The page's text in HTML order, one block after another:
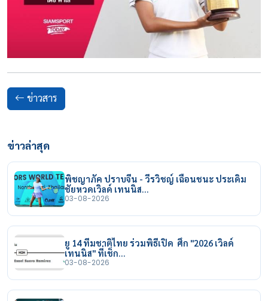
ข่าวสาร
ข่าวล่าสุด
พิชญาภัค ปราบจีน - วีรวิชญ์ เฉือนชนะ ประเดิม
ชัยหวดเวิลด์ เทนนิส…
03-08-2026
ยู 14 ทีมชาติไทย ร่วมพิธีเปิด ศึก "2026 เวิลด์
เทนนิส" ที่เช็ก…
03-08-2026